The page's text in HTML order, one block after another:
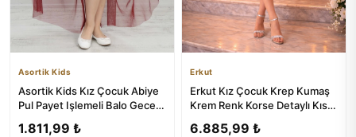
Asortik Kids
Asortik Kids Kız Çocuk Abiye
Pul Payet Işlemeli Balo Gece
1.811,99 ₺
Erkut
Erkut Kız Çocuk Krep Kumaş
Krem Renk Korse Detaylı Kısa
6.885,99 ₺